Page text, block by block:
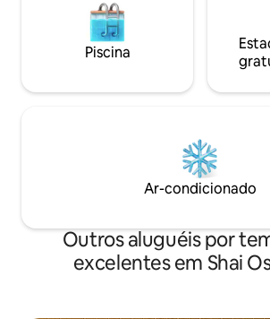
Piscina
Ar-condicionado
Outros aluguéis por
excelentes em Shai